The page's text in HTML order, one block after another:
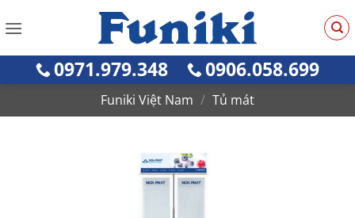
qua
0971.979.348 0906.058.699
Funiki Việt Nam / Tủ mát